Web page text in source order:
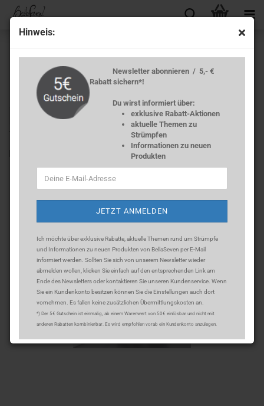
Hin­weis:
Newsletter abonnieren / 5,- €
Rabatt sichern*!
Du wirst informiert über:
exklusive Rabatt-Aktionen
aktuelle Themen zu
Strümpfen
Informationen zu neuen
Produkten
Ich möchte über exklusive Rabatte, aktuelle Themen rund um Strümpfe
und Informationen zu neuen Produkten von BellaSeven per E-Mail
informiert werden. Sollten Sie sich von unserem Newsletter wieder
abmelden wollen, klicken Sie einfach auf den entsprechenden Link am
Ende des Newsletters oder kontaktieren Sie unseren Kundenservice. Wenn
Sie ein Kundenkonto besitzen können Sie die Einstellungen auch dort
vornehmen. Es fallen keine zusätzlichen Übermittlungskosten an.
*) Der 5€ Gutschein ist einmalig, ab einem Warenwert von 50€ einlösbar und nicht mit
anderen Rabatten kombinierbar. Es wird empfohlen vorab ein Kundenkonto anzulegen.
« zurück
Letzter »
Knie­strümp­fe 40 DEN Mi­cro­fa­ser -​Schwarz-